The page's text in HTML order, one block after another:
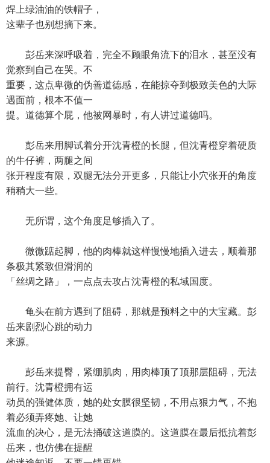
焊上绿油油的铁帽子，
这辈子也别想摘下来。
彭岳来深呼吸着，完全不顾眼角流下的泪水，甚至没有
觉察到自己在哭。不
重要，这点卑微的伪善道德感，在能掠夺到极致美色的大际
遇面前，根本不值一
提。道德算个屁，他被网暴时，有人讲过道德吗。
彭岳来用脚试着分开沈青橙的长腿，但沈青橙穿着硬质
的牛仔裤，两腿之间
张开程度有限，双腿无法分开更多，只能让小穴张开的角度
稍稍大一些。
无所谓，这个角度足够插入了。
微微踮起脚，他的肉棒就这样慢慢地插入进去，顺着那
条极其紧致但滑润的
「丝绸之路」，一点点去攻占沈青橙的私域国度。
龟头在前方遇到了阻碍，那就是预料之中的大宝藏。彭
岳来剧烈心跳的动力
来源。
彭岳来提臀，紧绷肌肉，用肉棒顶了顶那层阻碍，无法
前行。沈青橙拥有运
动员的强健体质，她的处女膜很坚韧，不用点狠力气，不抱
着必须弄疼她、让她
流血的决心，是无法捅破这道膜的。这道膜在最后抵抗着彭
岳来，也仿佛在提醒